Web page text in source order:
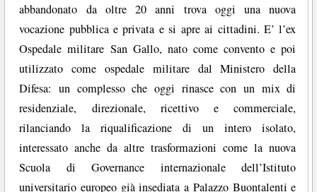
abbandonato da oltre 20 anni trova oggi una nuova
vocazione pubblica e privata e si apre ai cittadini. E’ l’ex
Ospedale militare San Gallo, nato come convento e poi
utilizzato come ospedale militare dal Ministero della
Difesa: un complesso che oggi rinasce con un mix di
residenziale, direzionale, ricettivo e commerciale,
rilanciando la riqualificazione di un intero isolato,
interessato anche da altre trasformazioni come la nuova
Scuola di Governance internazionale dell’Istituto
universitario europeo già insediata a Palazzo Buontalenti e